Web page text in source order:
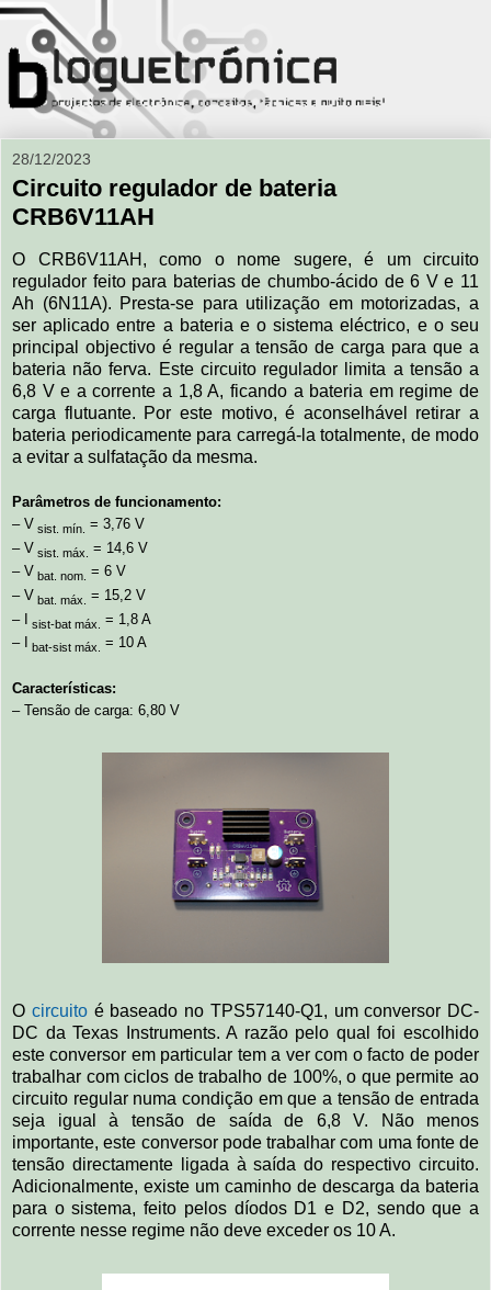
28/12/2023
Circuito regulador de bateria
CRB6V11AH
O CRB6V11AH, como o nome sugere, é um circuito
regulador feito para baterias de chumbo-ácido de 6 V e 11
Ah (6N11A). Presta-se para utilização em motorizadas, a
ser aplicado entre a bateria e o sistema eléctrico, e o seu
principal objectivo é regular a tensão de carga para que a
bateria não ferva. Este circuito regulador limita a tensão a
6,8 V e a corrente a 1,8 A, ficando a bateria em regime de
carga flutuante. Por este motivo, é aconselhável retirar a
bateria periodicamente para carregá-la totalmente, de modo
a evitar a sulfatação da mesma.
Parâmetros de funcionamento:
– V sist. mín. = 3,76 V
– V sist. máx.
= 14,6 V
– V bat. nom. = 6 V
– V bat. máx.
= 15,2 V
– I sist-bat máx.
= 1,8 A
– I
bat-sist máx. = 10 A
Características:
– Tensão de carga: 6,80 V
O circuitoé baseado no TPS57140-Q1, um conversor DC-
DC da Texas Instruments. A razão pelo qual foi escolhido
este conversor em particular tem a ver com o facto de poder
trabalhar com ciclos de trabalho de 100%, o que permite ao
circuito regular numa condição em que a tensão de entrada
seja igual à tensão de saída de 6,8 V. Não menos
importante, este conversor pode trabalhar com uma fonte de
tensão directamente ligada à saída do respectivo circuito.
Adicionalmente, existe um caminho de descarga da bateria
para o sistema, feito pelos díodos D1 e D2, sendo que a
corrente nesse regime não deve exceder os 10 A.